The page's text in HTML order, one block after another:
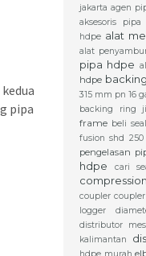
pipa
jakarta agen
aksesoris pipa
hdpe alat
alat
pipa hdpe
hdpe
315 mm pn 16
backing ring
frame beli
fusion shd 250
pengelasan
hdpe
cari
compression
coupler
logger
distributor
kalimantan
hdpe murah